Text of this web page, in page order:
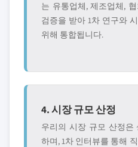
는 유통업체, 제조업체,
검증을 받아 1차 연구와
위해 통합됩니다.
4. 시장 규모 산정
우리의 시장 규모 산정은
하며, 1차 인터뷰를 통해